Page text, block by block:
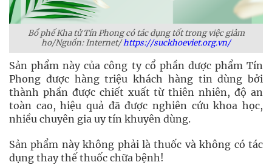
Bổ phế Kha tử Tín Phong có tác dụng tốt trong việc giảm
ho/Nguồn: Internet/https://suckhoeviet.org.vn/
Sản phẩm này của công ty cổ phần dược phẩm Tín
Phong được hàng triệu khách hàng tin dùng bởi
thành phần được chiết xuất từ thiên nhiên, độ an
toàn cao, hiệu quả đã được nghiên cứu khoa học,
nhiều chuyên gia uy tín khuyên dùng.
Sản phẩm này không phải là thuốc và không có tác
dụng thay thế thuốc chữa bệnh!